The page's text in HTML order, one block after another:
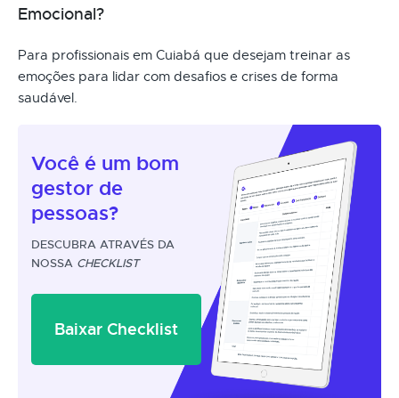
Emocional?
Para profissionais em Cuiabá que desejam treinar as
emoções para lidar com desafios e crises de forma
saudável.
Você é um bom
gestor de
pessoas?
DESCUBRA ATRAVÉS DA
NOSSA CHECKLIST
Baixar Checklist